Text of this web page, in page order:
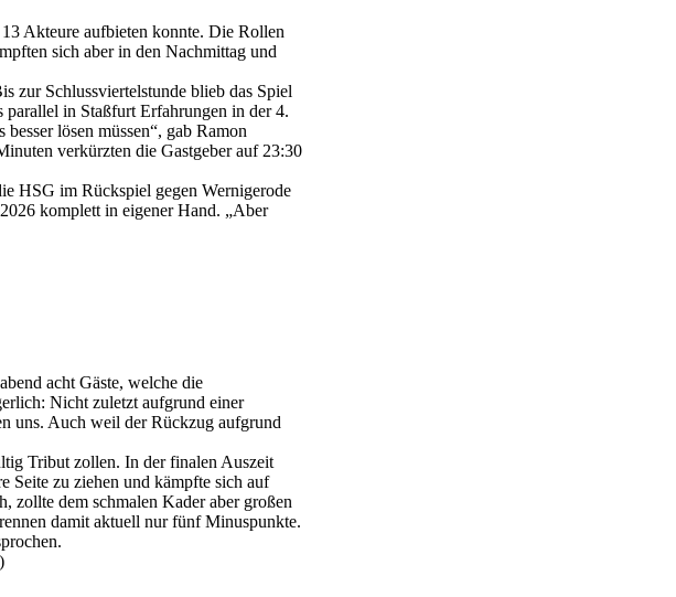
Akteure aufbieten konnte. Die Rollen
sich aber in den Nachmittag und
zur Schlussviertelstunde blieb das Spiel
parallel in Staßfurt Erfahrungen in der 4.
lösen müssen“, gab Ramon
verkürzten die Gastgeber auf 23:30
HSG im Rückspiel gegen Wernigerode
komplett in eigener Hand. „Aber
acht Gäste, welche die
Nicht zuletzt aufgrund einer
uns. Auch weil der Rückzug aufgrund
Tribut zollen. In der finalen Auszeit
Seite zu ziehen und kämpfte sich auf
zollte dem schmalen Kader aber großen
damit aktuell nur fünf Minuspunkte.